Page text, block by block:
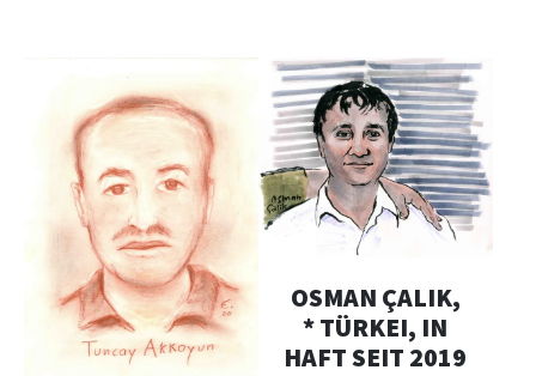
OSMAN ÇALIK,
* TÜRKEI, IN
HAFT SEIT 2019